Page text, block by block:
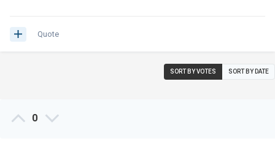
Quote
SORT BY VOTES SORT BY DATE
0